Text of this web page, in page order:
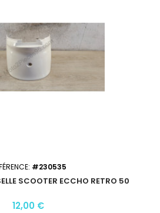
#230535
SCOOTER ECCHO RETRO 50
12,00 €